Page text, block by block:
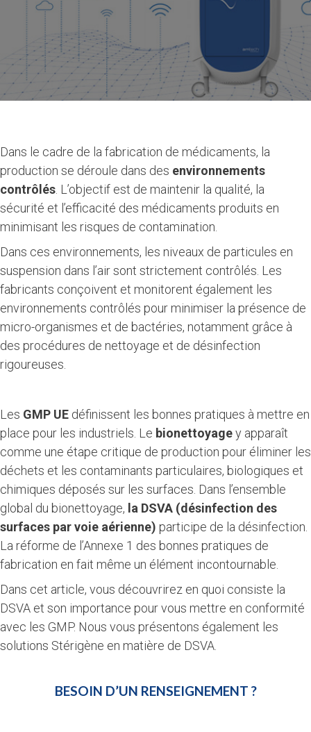
Dans le cadre de la fabrication de médicaments, la
production se déroule dans des environnements
contrôlés . L’objectif est de maintenir la qualité, la
sécurité et l’efficacité des médicaments produits en
minimisant les risques de contamination.
Dans ces environnements, les niveaux de particules en
suspension dans l’air sont strictement contrôlés. Les
fabricants conçoivent et monitorent également les
environnements contrôlés pour minimiser la présence de
micro-organismes et de bactéries, notamment grâce à
des procédures de nettoyage et de désinfection
rigoureuses.
Les GMP UE définissent les bonnes pratiques à mettre en
place pour les industriels. Le bionettoyagey apparaît
comme une étape critique de production pour éliminer les
déchets et les contaminants particulaires, biologiques et
chimiques déposés sur les surfaces. Dans l’ensemble
global du bionettoyage, la DSVA (désinfection des
surfaces par voie aérienne) participe de la désinfection.
La réforme de l’Annexe 1 des bonnes pratiques de
fabrication en fait même un élément incontournable.
Dans cet article, vous découvrirez en quoi consiste la
DSVA et son importance pour vous mettre en conformité
avec les GMP. Nous vous présentons également les
solutions Stérigène en matière de DSVA.
BESOIN D’UN RENSEIGNEMENT ?